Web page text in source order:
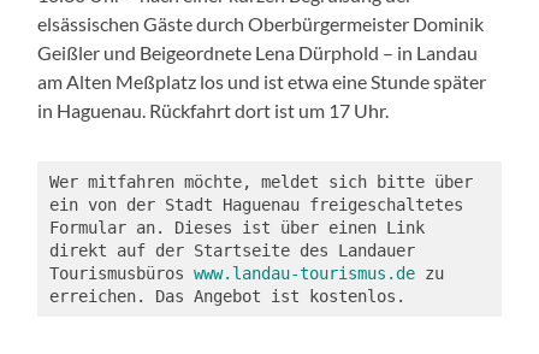
elsässischen Gäste durch Oberbürgermeister Dominik
Geißler und Beigeordnete Lena Dürphold – in Landau
am Alten Meßplatz los und ist etwa eine Stunde später
in Haguenau. Rückfahrt dort ist um 17 Uhr.
Wer mitfahren möchte, meldet sich bitte über
ein von der Stadt Haguenau freigeschaltetes
Formular an. Dieses ist über einen Link
direkt auf der Startseite des Landauer
Tourismusbüros www.landau-tourismus.de zu
erreichen. Das Angebot ist kostenlos.